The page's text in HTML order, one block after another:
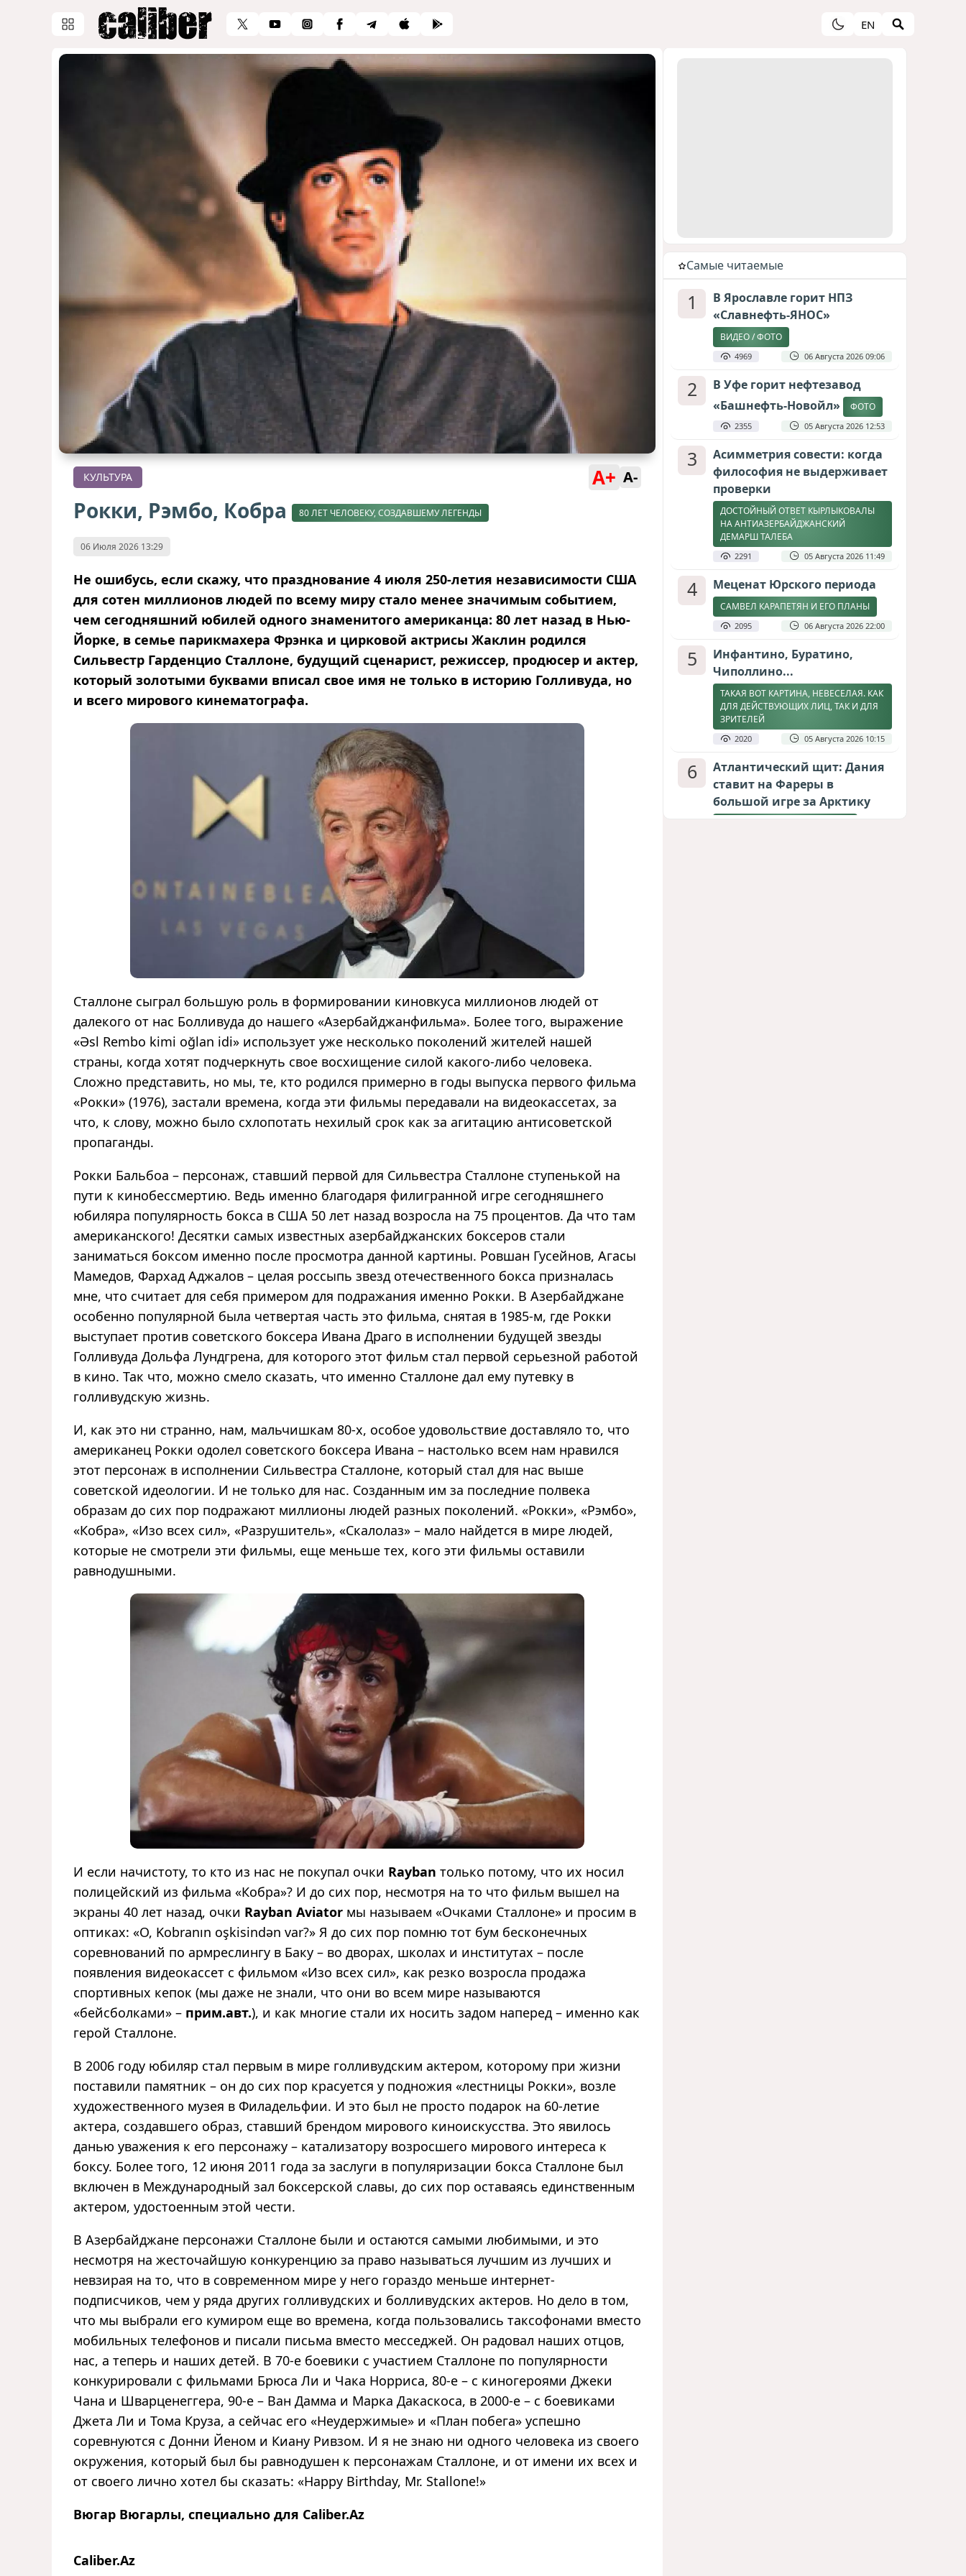
EN
КУЛЬТУРА A+ A-
Рокки, Рэмбо, Кобра 80 ЛЕТ ЧЕЛОВЕКУ, СОЗДАВШЕМУ ЛЕГЕНДЫ
06 Июля 2026 13:29
Не ошибусь, если скажу, что празднование 4 июля 250-летия независимости США
для сотен миллионов людей по всему миру стало менее значимым событием,
чем сегодняшний юбилей одного знаменитого американца: 80 лет назад в Нью-
Йорке, в семье парикмахера Фрэнка и цирковой актрисы Жаклин родился
Сильвестр Гарденцио Сталлоне, будущий сценарист, режиссер, продюсер и актер,
который золотыми буквами вписал свое имя не только в историю Голливуда, но
и всего мирового кинематографа.
Сталлоне сыграл большую роль в формировании киновкуса миллионов людей от
далекого от нас Болливуда до нашего «Азербайджанфильма». Более того, выражение
«Əsl Rembo kimi oğlan idi» использует уже несколько поколений жителей нашей
страны, когда хотят подчеркнуть свое восхищение силой какого-либо человека.
Сложно представить, но мы, те, кто родился примерно в годы выпуска первого фильма
«Рокки» (1976), застали времена, когда эти фильмы передавали на видеокассетах, за
что, к слову, можно было схлопотать нехилый срок как за агитацию антисоветской
пропаганды.
Рокки Бальбоа – персонаж, ставший первой для Сильвестра Сталлоне ступенькой на
пути к кинобессмертию. Ведь именно благодаря филигранной игре сегодняшнего
юбиляра популярность бокса в США 50 лет назад возросла на 75 процентов. Да что там
американского! Десятки самых известных азербайджанских боксеров стали
заниматься боксом именно после просмотра данной картины. Ровшан Гусейнов, Агасы
Мамедов, Фархад Аджалов – целая россыпь звезд отечественного бокса призналась
мне, что считает для себя примером для подражания именно Рокки. В Азербайджане
особенно популярной была четвертая часть это фильма, снятая в 1985-м, где Рокки
выступает против советского боксера Ивана Драго в исполнении будущей звезды
Голливуда Дольфа Лундгрена, для которого этот фильм стал первой серьезной работой
в кино. Так что, можно смело сказать, что именно Сталлоне дал ему путевку в
голливудскую жизнь.
И, как это ни странно, нам, мальчишкам 80-х, особое удовольствие доставляло то, что
американец Рокки одолел советского боксера Ивана – настолько всем нам нравился
этот персонаж в исполнении Сильвестра Сталлоне, который стал для нас выше
советской идеологии. И не только для нас. Созданным им за последние полвека
образам до сих пор подражают миллионы людей разных поколений. «Рокки», «Рэмбо»,
«Кобра», «Изо всех сил», «Разрушитель», «Скалолаз» – мало найдется в мире людей,
которые не смотрели эти фильмы, еще меньше тех, кого эти фильмы оставили
равнодушными.
И если начистоту, то кто из нас не покупал очки Rayban только потому, что их носил
полицейский из фильма «Кобра»? И до сих пор, несмотря на то что фильм вышел на
экраны 40 лет назад, очки Rayban Aviator мы называем «Очками Сталлоне» и просим в
оптиках: «O, Kobranın oşkisindən var?» Я до сих пор помню тот бум бесконечных
соревнований по армреслингу в Баку – во дворах, школах и институтах – после
появления видеокассет с фильмом «Изо всех сил», как резко возросла продажа
спортивных кепок (мы даже не знали, что они во всем мире называются
«бейсболками» – прим.авт.), и как многие стали их носить задом наперед – именно как
герой Сталлоне.
В 2006 году юбиляр стал первым в мире голливудским актером, которому при жизни
поставили памятник – он до сих пор красуется у подножия «лестницы Рокки», возле
художественного музея в Филадельфии. И это был не просто подарок на 60-летие
актера, создавшего образ, ставший брендом мирового киноискусства. Это явилось
данью уважения к его персонажу – катализатору возросшего мирового интереса к
боксу. Более того, 12 июня 2011 года за заслуги в популяризации бокса Сталлоне был
включен в Международный зал боксерской славы, до сих пор оставаясь единственным
актером, удостоенным этой чести.
В Азербайджане персонажи Сталлоне были и остаются самыми любимыми, и это
несмотря на жесточайшую конкуренцию за право называться лучшим из лучших и
невзирая на то, что в современном мире у него гораздо меньше интернет-
подписчиков, чем у ряда других голливудских и болливудских актеров. Но дело в том,
что мы выбрали его кумиром еще во времена, когда пользовались таксофонами вместо
мобильных телефонов и писали письма вместо месседжей. Он радовал наших отцов,
нас, а теперь и наших детей. В 70-е боевики с участием Сталлоне по популярности
конкурировали с фильмами Брюса Ли и Чака Норриса, 80-е – с киногероями Джеки
Чана и Шварценеггера, 90-е – Ван Дамма и Марка Дакаскоса, в 2000-е – с боевиками
Джета Ли и Тома Круза, а сейчас его «Неудержимые» и «План побега» успешно
соревнуются с Донни Йеном и Киану Ривзом. И я не знаю ни одного человека из своего
окружения, который был бы равнодушен к персонажам Сталлоне, и от имени их всех и
от своего лично хотел бы сказать: «Happy Birthday, Mr. Stallone!»
Вюгар Вюгарлы, специально для Caliber.Az
Caliber.Az
Cамые читаемые
1
В Ярославле горит НПЗ
«Славнефть-ЯНОС»
ВИДЕО / ФОТО
4969 06 Августа 2026 09:06
2
В Уфе горит нефтезавод
«Башнефть-Новойл»
ФОТО
2355 05 Августа 2026 12:53
3
Асимметрия совести: когда
философия не выдерживает
проверки
ДОСТОЙНЫЙ ОТВЕТ КЫРЛЫКОВАЛЫ
НА АНТИАЗЕРБАЙДЖАНСКИЙ
ДЕМАРШ ТАЛЕБА
2291 05 Августа 2026 11:49
4 Меценат Юрского периода
САМВЕЛ КАРАПЕТЯН И ЕГО ПЛАНЫ
2095 06 Августа 2026 22:00
5
Инфантино, Буратино,
Чиполлино...
ТАКАЯ ВОТ КАРТИНА, НЕВЕСЕЛАЯ. КАК
ДЛЯ ДЕЙСТВУЮЩИХ ЛИЦ, ТАК И ДЛЯ
ЗРИТЕЛЕЙ
2020 05 Августа 2026 10:15
6
Атлантический щит: Дания
ставит на Фареры в
большой игре за Арктику